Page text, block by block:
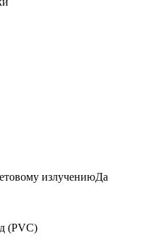
излучениюДа
(PVC)